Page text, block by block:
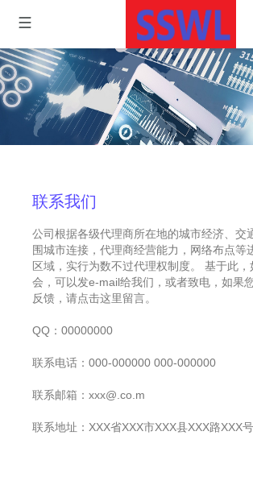
联系我们
公司根据各级代理商所在地的城市经济、交
围城市连接，代理商经营能力，网络布点等
区域，实行为数不过代理权制度。 基于此
会，可以发e-mail给我们，或者致电，如果
反馈，请点击这里留言。
QQ：00000000
联系电话：000-000000 000-000000
联系邮箱：xxx@.co.m
联系地址：XXX省XXX市XXX县XXX路XXX号